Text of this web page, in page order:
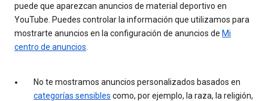
puede que aparezcan anuncios de material deportivo en
YouTube. Puedes controlar la información que utilizamos para
mostrarte anuncios en la configuración de anuncios de Mi
centro de anuncios
No te mostramos anuncios personalizados basados en
categorías sensibles como, por ejemplo, la raza, la religión,